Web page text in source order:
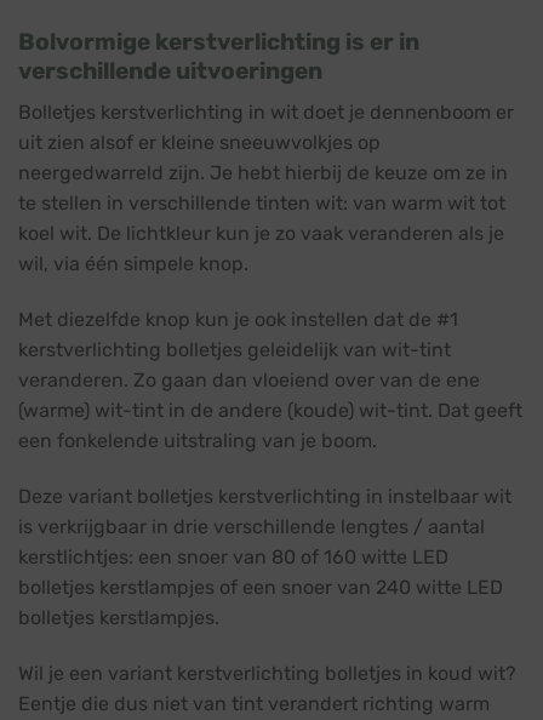
Bolvormige kerstverlichting is er in
verschillende uitvoeringen
Bolletjes kerstverlichting in wit doet je dennenboom er
uit zien alsof er kleine sneeuwvolkjes op
neergedwarreld zijn. Je hebt hierbij de keuze om ze in
te stellen in verschillende tinten wit: van warm wit tot
koel wit. De lichtkleur kun je zo vaak veranderen als je
wil, via één simpele knop.
Met diezelfde knop kun je ook instellen dat de #1
kerstverlichting bolletjes geleidelijk van wit-tint
veranderen. Zo gaan dan vloeiend over van de ene
(warme) wit-tint in de andere (koude) wit-tint. Dat geeft
een fonkelende uitstraling van je boom.
Deze variant bolletjes kerstverlichting in instelbaar wit
is verkrijgbaar in drie verschillende lengtes / aantal
kerstlichtjes: een snoer van 80 of 160 witte LED
bolletjes kerstlampjes of een snoer van 240 witte LED
bolletjes kerstlampjes.
Wil je een variant kerstverlichting bolletjes in koud wit?
Eentje die dus niet van tint verandert richting warm